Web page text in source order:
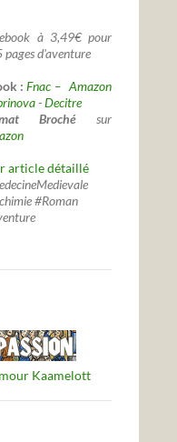
à 3,49€ pour
pages d'aventure
:Fnac – Amazon
-Decitre
Broché sur
article détaillé
#Roman
Kaamelott